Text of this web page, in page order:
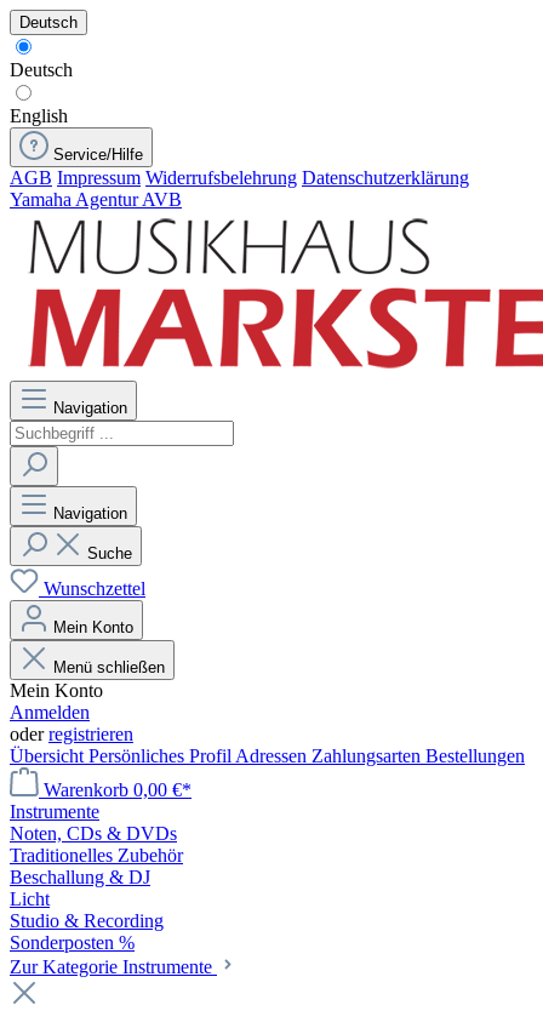
Deutsch
Deutsch
English
Service/Hilfe
AGB Impressum Widerrufsbelehrung Datenschutzerklärung
Yamaha Agentur AVB
Navigation
Navigation
Suche
Wunschzettel
Mein Konto
Menü schließen
Mein Konto
Anmelden
oderregistrieren
Übersicht Persönliches Profil Adressen Zahlungsarten Bestellungen
Warenkorb 0,00 €*
Instrumente
Noten, CDs & DVDs
Traditionelles Zubehör
Beschallung & DJ
Licht
Studio & Recording
Sonderposten %
Zur Kategorie Instrumente